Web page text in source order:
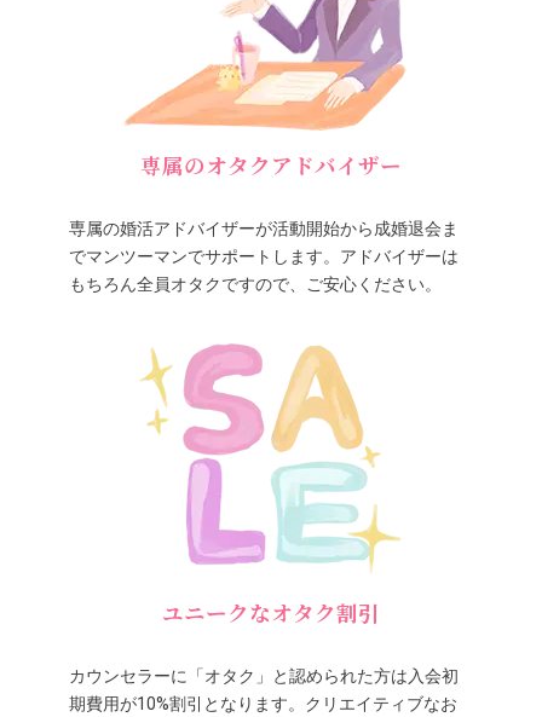
専属のオタクアドバイザー
専属の婚活アドバイザーが活動開始から成婚退会ま
でマンツーマンでサポートします。アドバイザーは
もちろん全員オタクですので、ご安心ください。
ユニークなオタク割引
カウンセラーに「オタク」と認められた方は入会初
期費用が10%割引となります。クリエイティブなお